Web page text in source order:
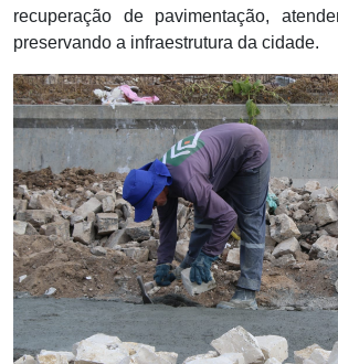
recuperação de pavimentação,
preservando a infraestrutura da cidade.